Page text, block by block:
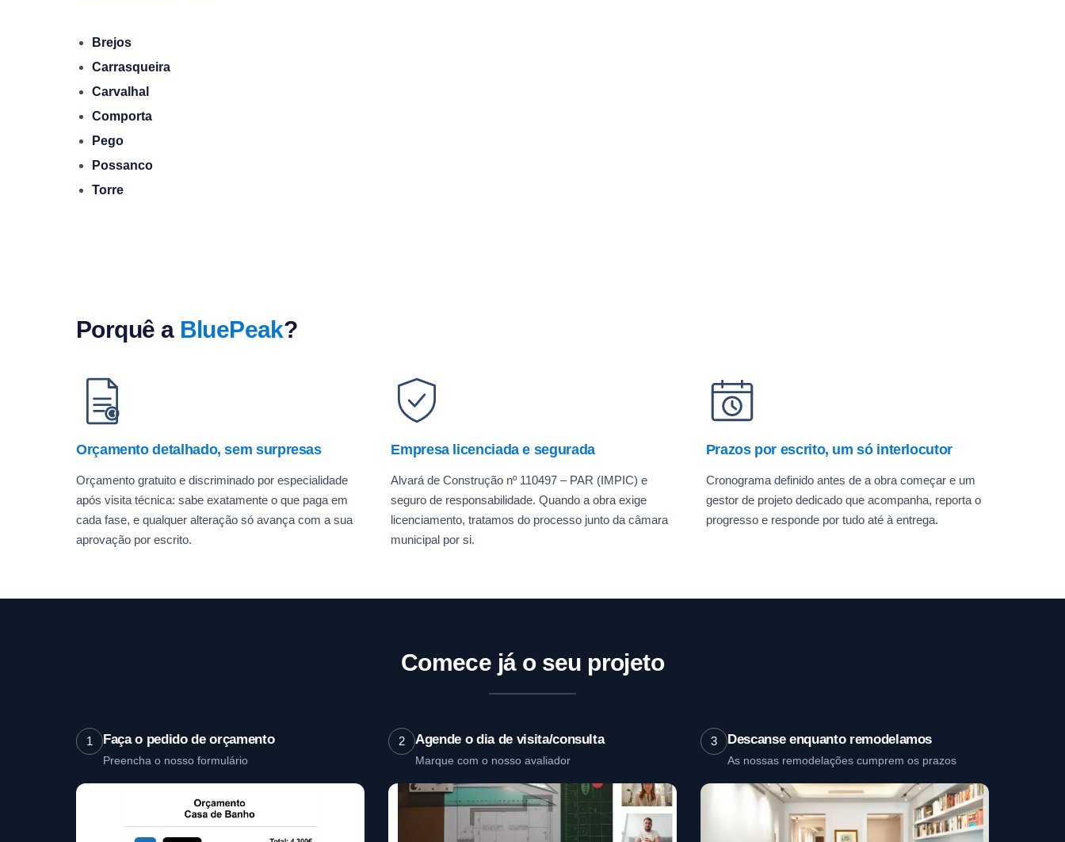
Brejos
Carrasqueira
Carvalhal
Comporta
Pego
Possanco
Torre
Porquê a BluePeak?
Orçamento detalhado, sem surpresas
Orçamento gratuito e discriminado por especialidade
após visita técnica: sabe exatamente o que paga em
cada fase, e qualquer alteração só avança com a sua
aprovação por escrito.
Empresa licenciada e segurada
Alvará de Construção nº 110497 – PAR (IMPIC) e
seguro de responsabilidade. Quando a obra exige
licenciamento, tratamos do processo junto da câmara
municipal por si.
Prazos por escrito, um só interlocutor
Cronograma definido antes de a obra começar e um
gestor de projeto dedicado que acompanha, reporta o
progresso e responde por tudo até à entrega.
Comece já o seu projeto
1 Faça o pedido de orçamento
Preencha o nosso formulário
2 Agende o dia de visita/consulta
Marque com o nosso avaliador
3 Descanse enquanto remodelamos
As nossas remodelações cumprem os prazos